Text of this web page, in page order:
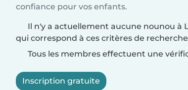
confiance pour vos enfants.
Il n'y a actuellement aucune nounou à
qui correspond à ces critères de
Tous les membres effectuent une
Inscription gratuite